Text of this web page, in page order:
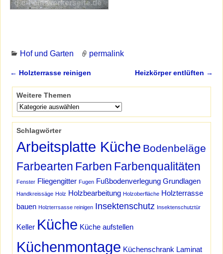
Hof und Garten permalink
← Holzterrasse reinigen Heizkörper entlüften →
Weitere Themen
Schlagwörter
Arbeitsplatte Küche Bodenbeläge
Farbearten Farben Farbenqualitäten
Fenster Fliegengitter Fugen Fußbodenverlegung Grundlagen
Handkreissäge Holz Holzbearbeitung Holzoberfläche Holzterrasse
bauen Holzterrsasse reinigen Insektenschutz Insektenschutztür
Keller Küche Küche aufstellen
Küchenmontage Küchenschrank Laminat